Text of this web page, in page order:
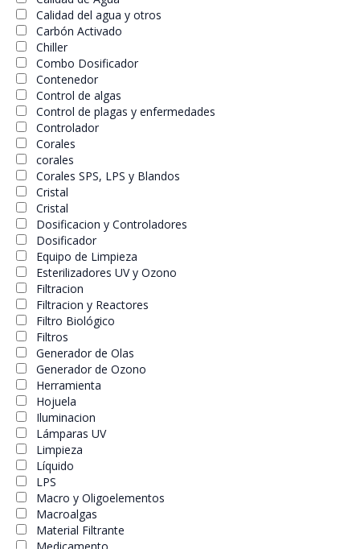
Calidad del agua y otros
Carbón Activado
Chiller
Combo Dosificador
Contenedor
Control de algas
Control de plagas y enfermedades
Controlador
Corales
corales
Corales SPS, LPS y Blandos
Cristal
Cristal
Dosificacion y Controladores
Dosificador
Equipo de Limpieza
Esterilizadores UV y Ozono
Filtracion
Filtracion y Reactores
Filtro Biológico
Filtros
Generador de Olas
Generador de Ozono
Herramienta
Hojuela
Iluminacion
Lámparas UV
Limpieza
Líquido
LPS
Macro y Oligoelementos
Macroalgas
Material Filtrante